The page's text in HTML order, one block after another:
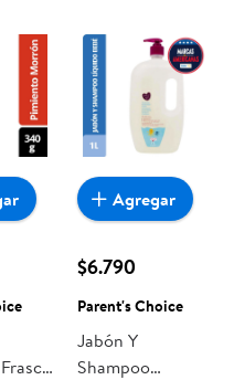
$6.790
Parent's Choice
Jabón Y
Shampoo
Agregar